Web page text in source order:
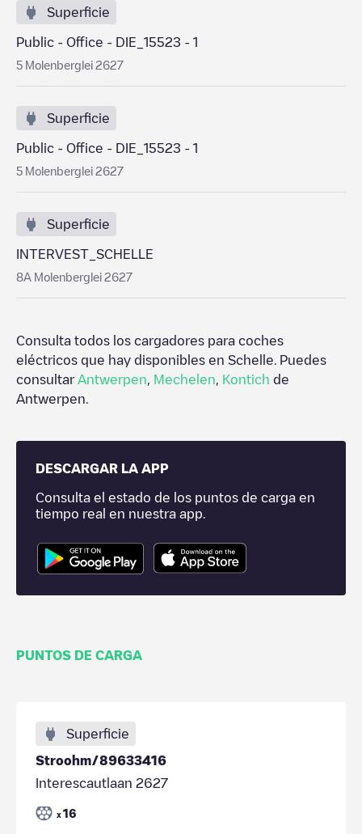
Superficie
Public - Office - DIE_15523 - 1
5 Molenberglei 2627
Superficie
Public - Office - DIE_15523 - 1
5 Molenberglei 2627
Superficie
INTERVEST_SCHELLE
8A Molenberglei 2627
Consulta todos los cargadores para coches
eléctricos que hay disponibles en Schelle . Puedes
consultar Antwerpen Mechelen Kontich de
Antwerpen
DESCARGAR LA APP
Consulta el estado de los puntos de carga en
tiempo real en nuestra app.
PUNTOS DE CARGA
Superficie
Stroohm/89633416
Interescautlaan 2627
x 16